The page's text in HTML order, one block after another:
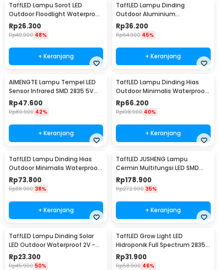
TaffLED Lampu Sorot LED
Outdoor Floodlight Waterproof
Cool White 50W - A8
Rp26.300
Rp49.900 48%
+ Keranjang
TaffLED Lampu Dinding
Outdoor Aluminium
Waterproof LED 3W Warm
White - WD079
Rp36.200
Rp64.900 45%
+ Keranjang
AIMENGTE Lampu Tempel LED
Sensor Infrared SMD 2835 5V
50cm - D2835
Rp47.600
Rp80.900 42%
+ Keranjang
TaffLED Lampu Dinding Hias
Outdoor Minimalis Waterproof
Warm White 6W - NR-10
Rp66.200
Rp108.900 40%
+ Keranjang
TaffLED Lampu Dinding Hias
Outdoor Minimalis Waterproof
Warm White 12W - NR-10
Rp73.800
Rp118.900 38%
+ Keranjang
TaffLED JUSHENG Lampu
Cermin Multifungsi LED SMD
2835 Cool White 14W 62cm -
5960
Rp178.900
Rp272.900 35%
+ Keranjang
TaffLED Lampu Dinding Solar
LED Outdoor Waterproof 2V -
OO10
Rp23.300
Rp45.900 50%
TaffLED Grow Light LED
Hidroponik Full Spectrum 2835
SMD 220V 50W - RO22
Rp31.900
Rp58.900 46%